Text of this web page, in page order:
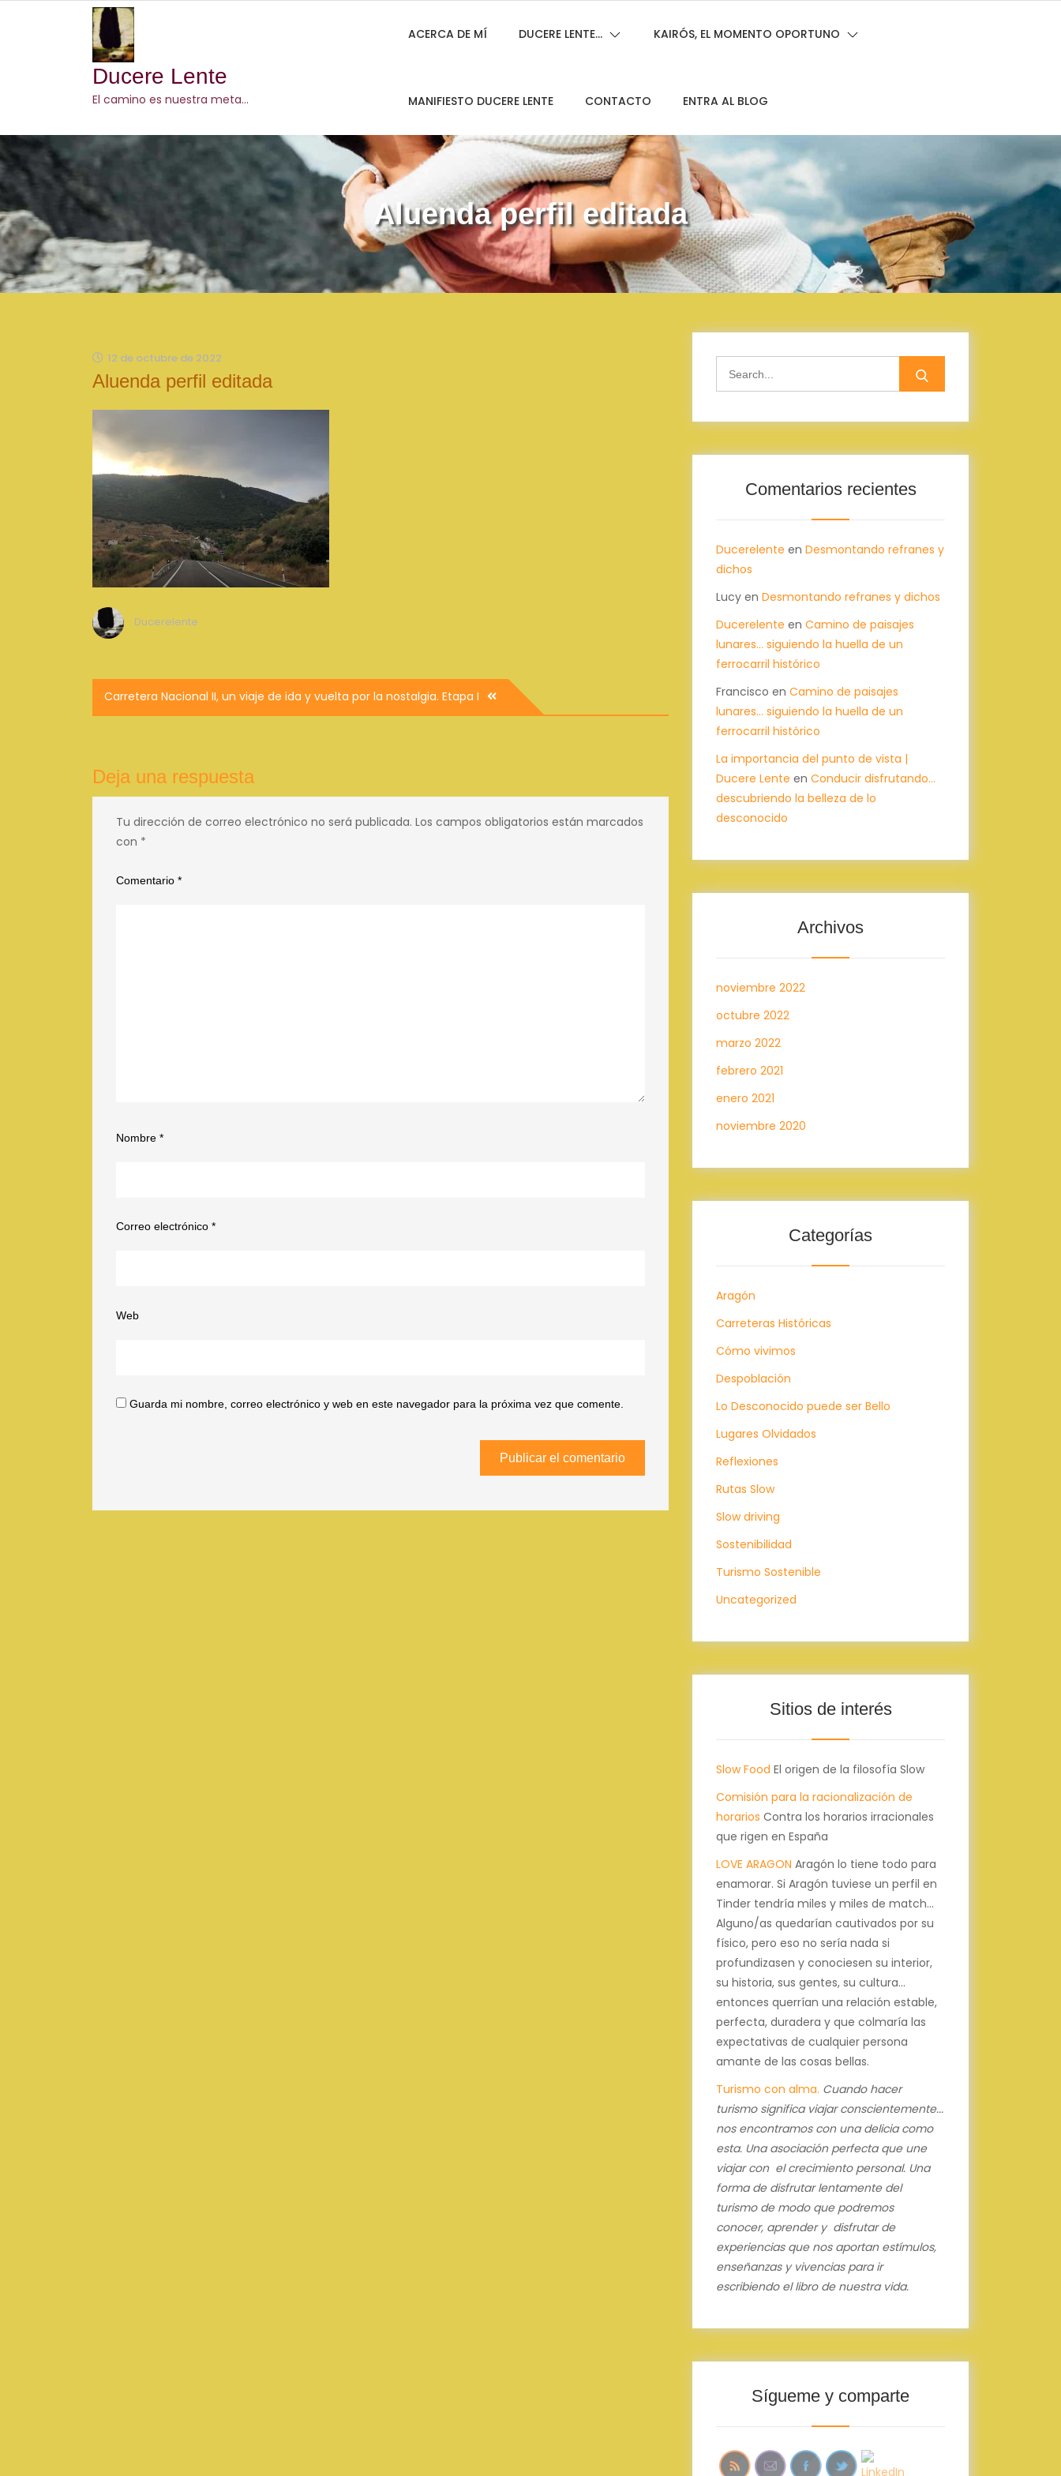
Ducere Lente
El camino es nuestra meta…
ACERCA DE MÍ DUCERE LENTE… KAIRÓS, EL MOMENTO OPORTUNO
MANIFIESTO DUCERE LENTE CONTACTO ENTRA AL BLOG
Aluenda perfil editada
12 de octubre de 2022
Aluenda perfil editada
Ducerelente
Navegación
de
Carretera Nacional II, un viaje de ida y vuelta por la nostalgia. Etapa I
Deja una respuesta
Tu dirección de correo electrónico no será publicada. Los campos obligatorios están marcados
con *
Comentario *
Nombre *
Correo electrónico *
Web
Guarda mi nombre, correo electrónico y web en este navegador para la próxima vez que comente.
Comentarios recientes
Ducerelente en Desmontando refranes y
dichos
Lucy en Desmontando refranes y dichos
Ducerelente en Camino de paisajes
lunares… siguiendo la huella de un
ferrocarril histórico
Francisco en Camino de paisajes
lunares… siguiendo la huella de un
ferrocarril histórico
La importancia del punto de vista |
Ducere Lente en Conducir disfrutando…
descubriendo la belleza de lo
desconocido
Archivos
noviembre 2022
octubre 2022
marzo 2022
febrero 2021
enero 2021
noviembre 2020
Categorías
Aragón
Carreteras Históricas
Cómo vivimos
Despoblación
Lo Desconocido puede ser Bello
Lugares Olvidados
Reflexiones
Rutas Slow
Slow driving
Sostenibilidad
Turismo Sostenible
Uncategorized
Sitios de interés
Slow Food El origen de la filosofía Slow
Comisión para la racionalización de
horarios Contra los horarios irracionales
que rigen en España
LOVE ARAGON Aragón lo tiene todo para
enamorar. Si Aragón tuviese un perfil en
Tinder tendría miles y miles de match...
Alguno/as quedarían cautivados por su
físico, pero eso no sería nada si
profundizasen y conociesen su interior,
su historia, sus gentes, su cultura...
entonces querrían una relación estable,
perfecta, duradera y que colmaría las
expectativas de cualquier persona
amante de las cosas bellas.
Turismo con alma. Cuando hacer
turismo significa viajar conscientemente...
nos encontramos con una delicia como
esta. Una asociación perfecta que une
viajar con el crecimiento personal. Una
forma de disfrutar lentamente del
turismo de modo que podremos
conocer, aprender y disfrutar de
experiencias que nos aportan estímulos,
enseñanzas y vivencias para ir
escribiendo el libro de nuestra vida.
Sígueme y comparte